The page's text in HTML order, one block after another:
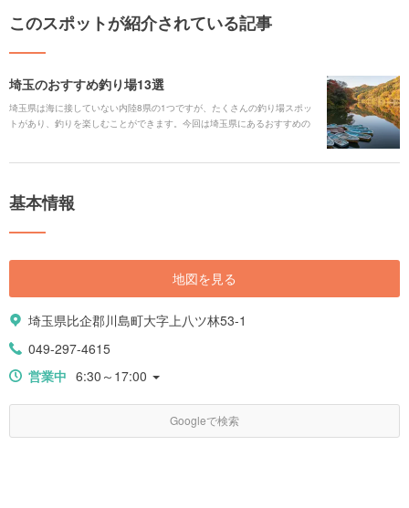
このスポットが紹介されている記事
埼玉のおすすめ釣り場13選
埼玉県は海に接していない内陸8県の1つですが、たくさんの釣り場スポッ
トがあり、釣りを楽しむことができます。今回は埼玉県にあるおすすめの
基本情報
地図を見る
埼玉県比企郡川島町大字上八ツ林53-1
049-297-4615
営業中 6:30～17:00
Googleで検索